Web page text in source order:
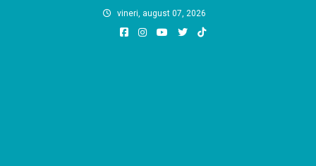
vineri, august 07, 2026